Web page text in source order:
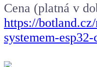
Cena (platná v
https://
systemem-